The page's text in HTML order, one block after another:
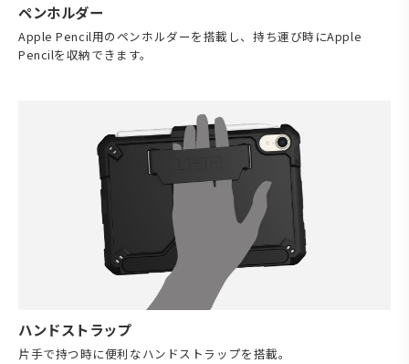
ペンホルダー
Apple Pencil用のペンホルダーを搭載し、持ち運び時にApple
Pencilを収納できます。
ハンドストラップ
片手で持つ時に便利なハンドストラップを搭載。